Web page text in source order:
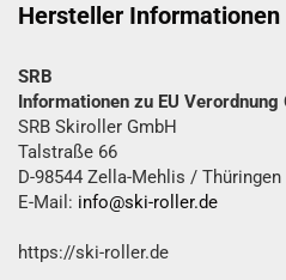
Hersteller Informationen
SRB
Informationen zu EU Verordnung
SRB Skiroller GmbH
Talstraße 66
D-98544 Zella-Mehlis / Thüringen
E-Mail: info@ski-roller.de
https://ski-roller.de